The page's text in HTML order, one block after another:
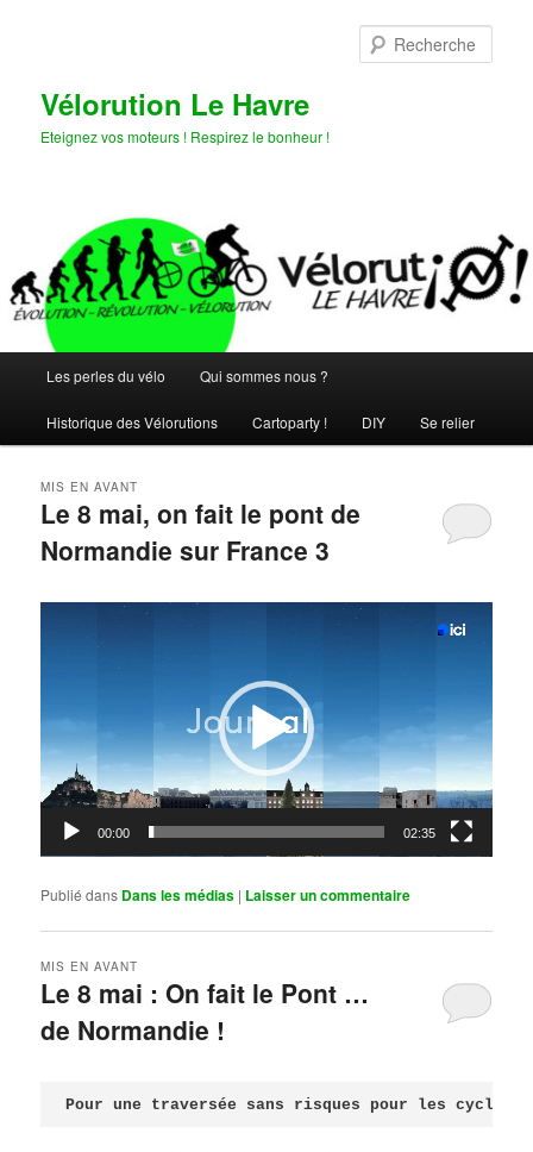
Vélorution Le Havre
Eteignez vos moteurs ! Respirez le bonheur !
principal
Les perles du vélo Qui sommes nous ?
Historique des Vélorutions Cartoparty ! DIY Se relier
Le 8 mai, on fait le pont de
Normandie sur France 3
MIS EN AVANT
00:00 02:35
Publié dans Dans les médias | Laisser un commentaire
Le 8 mai : On fait le Pont …
de Normandie !
MIS EN AVANT
Pour une traversée sans risques pour les